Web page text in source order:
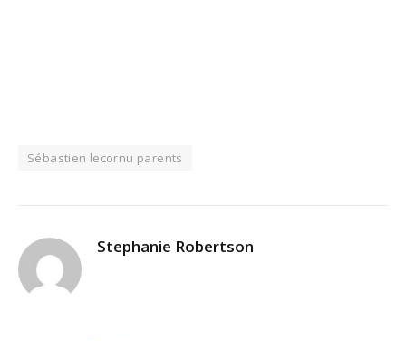
Sébastien lecornu parents
Stephanie Robertson